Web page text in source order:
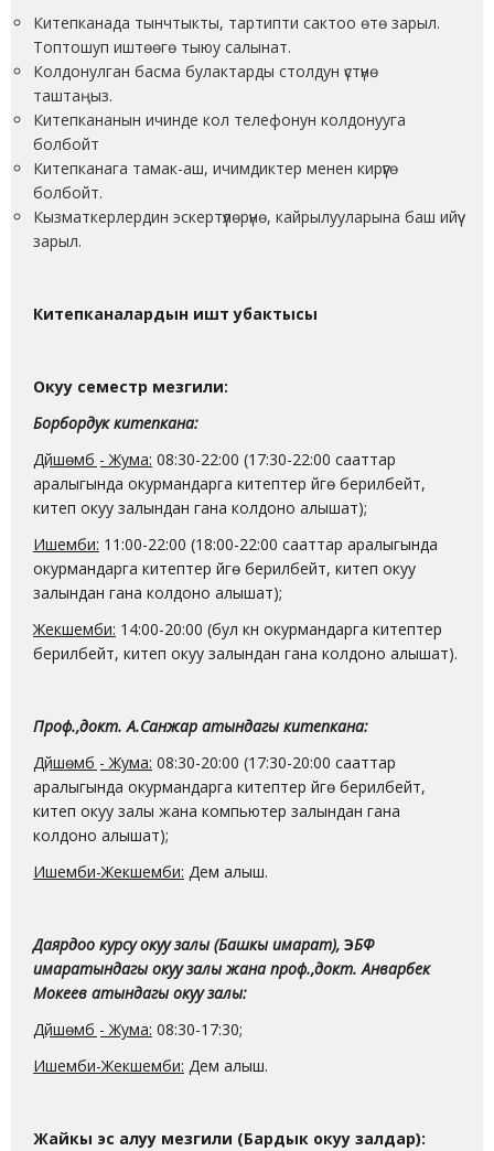
Китепканада тынчтыкты, тартипти сактоо өтө зарыл.
Топтошуп иштөөгө тыюу салынат.
Колдонулган басма булактарды столдун үстүнө
таштаңыз.
Китепкананын ичинде кол телефонун колдонууга
болбойт
Китепканага тамак-аш, ичимдиктер менен кирүүгө
болбойт.
Кызматкерлердин эскертүүлөрүнө, кайрылууларына баш ийүү
зарыл.
Китепканалардын иштөө убактысы
Окуу семестр мезгили:
Борбордук китепкана:
Дүйшөмбү - Жума: 08:30-22:00 (17:30-22:00 сааттар
аралыгында окурмандарга китептер үйгө берилбейт,
китеп окуу залындан гана колдоно алышат);
Ишемби: 11:00-22:00 (18:00-22:00 сааттар аралыгында
окурмандарга китептер үйгө берилбейт, китеп окуу
залындан гана колдоно алышат);
Жекшемби: 14:00-20:00 (бул күнү окурмандарга китептер
берилбейт, китеп окуу залындан гана колдоно алышат).
Проф.,докт. А.Санжар атындагы китепкана:
Дүйшөмбү - Жума: 08:30-20:00 (17:30-20:00 сааттар
аралыгында окурмандарга китептер үйгө берилбейт,
китеп окуу залы жана компьютер залындан гана
колдоно алышат);
Ишемби-Жекшемби: Дем алыш.
Даярдоо курсу окуу залы (Башкы имарат), ЭБФ
имаратындагы окуу залы жана проф.,докт. Анварбек
Мокеев атындагы окуу залы:
Дүйшөмбү - Жума: 08:30-17:30;
Ишемби-Жекшемби: Дем алыш.
Жайкы эс алуу мезгили (Бардык окуу залдар):